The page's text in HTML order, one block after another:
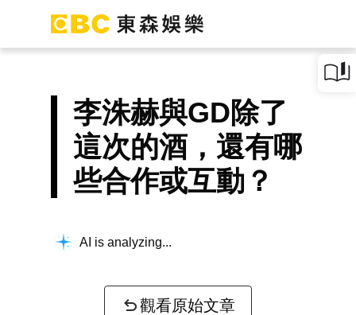
李洙赫與GD除了
這次的酒，還有哪
些合作或互動？
Searching for key information...
觀看原始文章